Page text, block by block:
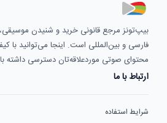
بیپ‌تونز مرجع قانونی خرید و شنیدن
فارسی و بین‌المللی است. اینجا می‌توانید با
محتوای صوتی موردعلاقه‌تان دسترسی داشته
ارتباط با ما
شرایط استفاده